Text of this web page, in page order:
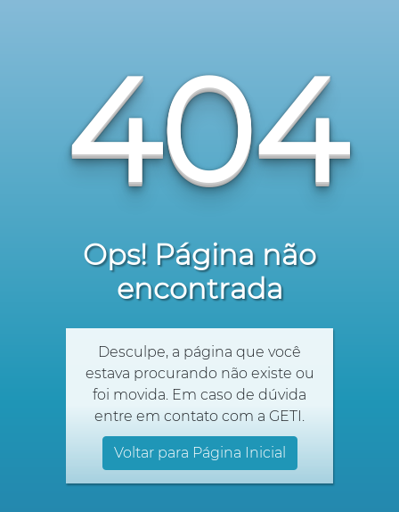
404
Ops! Página não
encontrada
Desculpe, a página que você
estava procurando não existe ou
foi movida. Em caso de dúvida
entre em contato com a GETI.
Voltar para Página Inicial